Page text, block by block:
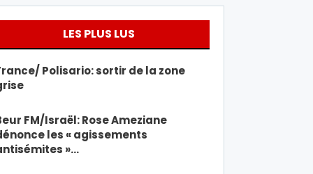
LES PLUS LUS
Polisario: sortir de la zone
FM/Israël: Rose Ameziane
les « agissements
»…